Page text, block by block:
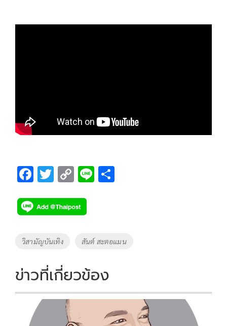
F
e
b
o
k
T
tt
er
C
p
y
Li
k
Li
Tags
วิสามัญบันเทิง สันต์ สะตอแมน
ข่าวที่เกี่ยวข้อง